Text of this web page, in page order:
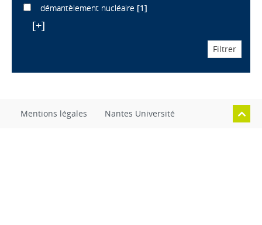
démantèlement nucléaire [1]
[+]
Mentions légales Nantes Université